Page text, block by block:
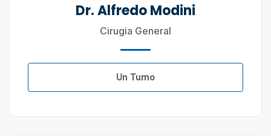
Dr. Alfredo Modini
Cirugia General
Un Turno